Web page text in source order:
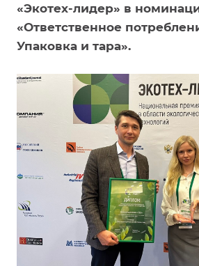
«Экотех-лидер» в
«Ответственное
Упаковка и тара».